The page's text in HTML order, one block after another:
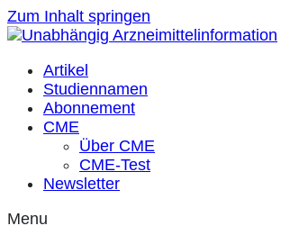
Zum Inhalt springen
Artikel
Studiennamen
Abonnement
CME
Über CME
CME-Test
Newsletter
Menu